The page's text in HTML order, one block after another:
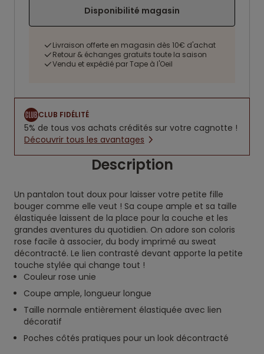
Disponibilité magasin
Livraison offerte en magasin dès 10€ d'achat
Retour & échanges gratuits toute la saison
Vendu et expédié par Tape à l'Oeil
CLUB FIDÉLITÉ
5% de tous vos achats crédités sur votre cagnotte !
Découvrir tous les avantages
Description
Un pantalon tout doux pour laisser votre petite fille
bouger comme elle veut ! Sa coupe ample et sa taille
élastiquée laissent de la place pour la couche et les
grandes aventures du quotidien. On adore son coloris
rose facile à associer, du body imprimé au sweat
décontracté. Le lien contrasté devant apporte la petite
touche stylée qui change tout !
Couleur rose unie
Coupe ample, longueur longue
Taille normale entièrement élastiquée avec lien
décoratif
Poches côtés pratiques pour un look décontracté